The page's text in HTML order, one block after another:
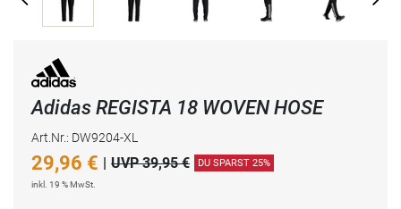
Adidas REGISTA 18 WOVEN HOSE
Art.Nr.: DW9204-XL
29,96 € | UVP 39,95 € DU SPARST 25%
inkl. 19 % MwSt.